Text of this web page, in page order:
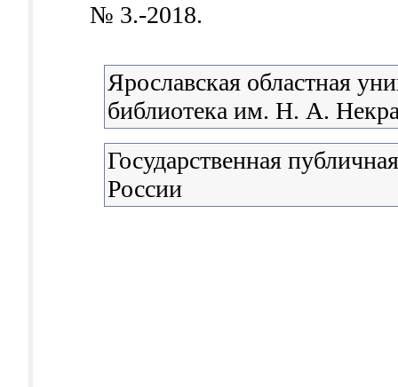
№ 3.-2018.
Ярославская областная
библиотека им. Н. А.
Государственная
России